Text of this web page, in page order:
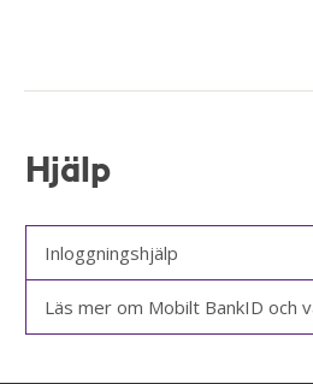
Hjälp
Inloggningshjälp
Läs mer om Mobilt BankID och